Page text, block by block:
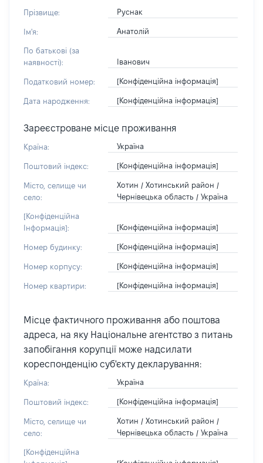
Прізвище: Руснак
Ім'я: Анатолій
По батькові (за
наявності):
Іванович
Податковий номер: [Конфіденційна інформація]
Дата народження: [Конфіденційна інформація]
Зареєстроване місце проживання
Країна: Україна
Поштовий індекс: [Конфіденційна інформація]
Місто, селище чи
село:
Хотин / Хотинський район /
Чернівецька область / Україна
[Конфіденційна
Інформація]:
[Конфіденційна інформація]
Номер будинку: [Конфіденційна інформація]
Номер корпусу: [Конфіденційна інформація]
Номер квартири: [Конфіденційна інформація]
Місце фактичного проживання або поштова
адреса, на яку Національне агентство з питань
запобігання корупції може надсилати
кореспонденцію суб'єкту декларування:
Країна: Україна
Поштовий індекс: [Конфіденційна інформація]
Місто, селище чи
село:
Хотин / Хотинський район /
Чернівецька область / Україна
[Конфіденційна